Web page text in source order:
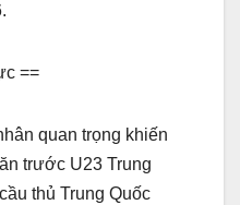
==
quan trọng khiến
trước U23 Trung
thủ Trung Quốc